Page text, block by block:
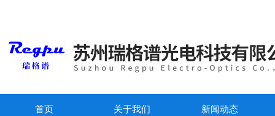
首页 关于我们 新闻动态